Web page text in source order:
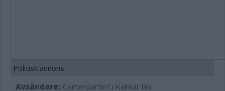
Politisk annons
Avsändare: Centerpartiet i Kalmar län